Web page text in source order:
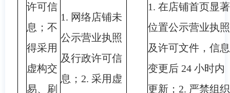
许可信
息；不
得采用
虚构交
易、刷
1. 网络店铺未
公示营业执照
及行政许可信
息；2. 采用虚
1. 在店铺首页显著
位置公示营业执照
及许可文件，信息
变更后 24 小时内
更新；2. 严禁组织